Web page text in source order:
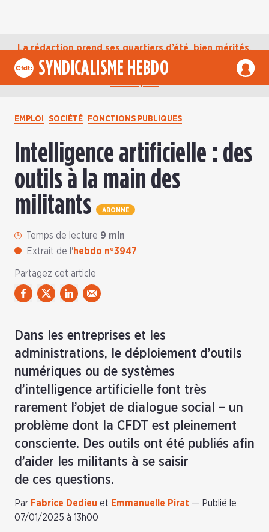
La rédaction prend ses quartiers d’été, bien mérités,
jusqu’au mardi 1er septembre. D’ici là, retrouvez
l’actualité de la CFDT sur notre compte Bluesky. En
SYNDICALISME HEBDO
EMPLOI SOCIÉTÉ FONCTIONS PUBLIQUES
Intelligence artificielle : des
outils à la main des
militants
ABONNÉ
Temps de lecture 9 min
Extrait de l'hebdo n°3947
Partagez cet article
Dans les entreprises et les
administrations, le déploiement d’outils
numériques ou de systèmes
d’intelligence artificielle font très
rarement l’objet de dialogue social – un
problème dont la CFDT est pleinement
consciente. Des outils ont été publiés afin
d’aider les militants à se saisir
de ces questions.
Par Fabrice Dedieu et Emmanuelle Pirat — Publié le
07/01/2025 à 13h00